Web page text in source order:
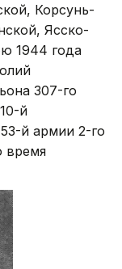
Корсунь-
Ясско-
1944 года
307-го
й
й армии 2-го
время